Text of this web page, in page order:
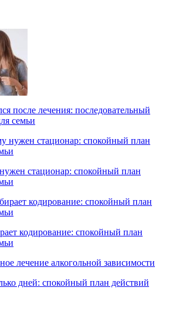
после лечения: последовательный
семьи
стационар: спокойный план
кодирование: спокойный план
дней: спокойный план действий